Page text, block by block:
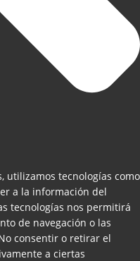
utilizamos tecnologías como
a la información del
tecnologías nos permitirá
de navegación o las
consentir o retirar el
a ciertas